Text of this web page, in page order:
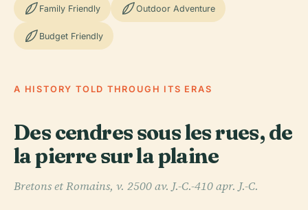
Family Friendly Outdoor Adventure
Budget Friendly
A HISTORY TOLD THROUGH ITS ERAS
Des cendres sous les rues, de
la pierre sur la plaine
Bretons et Romains, v. 2500 av. J.-C.-410 apr. J.-C.